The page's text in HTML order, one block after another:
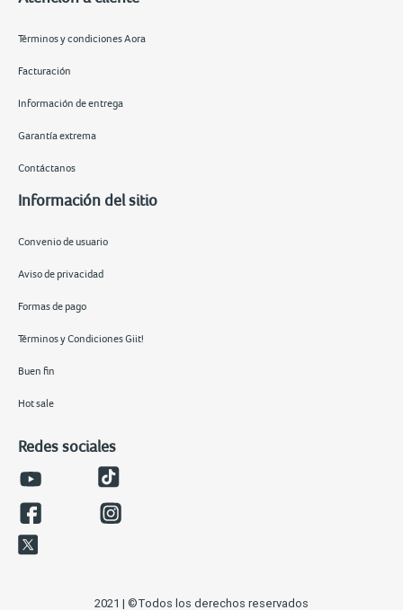
Términos y condiciones Aora
Facturación
Información de entrega
Garantía extrema
Contáctanos
Información del sitio
Convenio de usuario
Aviso de privacidad
Formas de pago
Términos y Condiciones Giit!
Buen fin
Hot sale
Redes sociales
2021 | ©Todos los derechos reservados